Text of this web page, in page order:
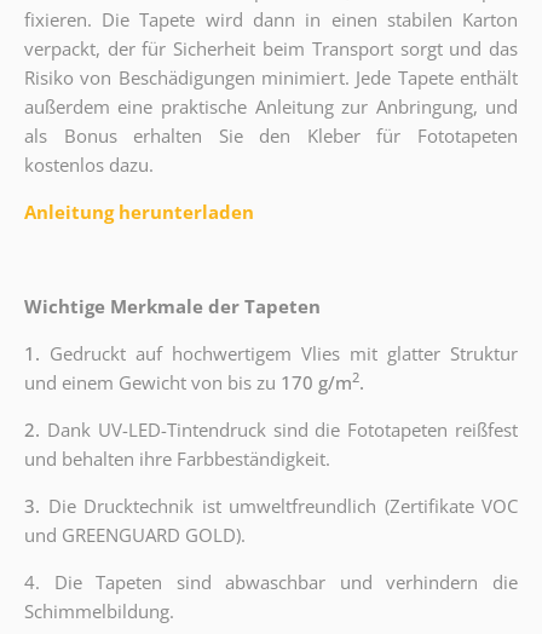
fixieren. Die Tapete wird dann in einen stabilen Karton
verpackt, der für Sicherheit beim Transport sorgt und das
Risiko von Beschädigungen minimiert. Jede Tapete enthält
außerdem eine praktische Anleitung zur Anbringung, und
als Bonus erhalten Sie den Kleber für Fototapeten
kostenlos dazu.
Anleitung herunterladen
Wichtige Merkmale der Tapeten
1. Gedruckt auf hochwertigem Vlies mit glatter Struktur
und einem Gewicht von bis zu 170 g/m2.
2. Dank UV-LED-Tintendruck sind die Fototapeten reißfest
und behalten ihre Farbbeständigkeit.
3. Die Drucktechnik ist umweltfreundlich (Zertifikate VOC
und GREENGUARD GOLD).
4. Die Tapeten sind abwaschbar und verhindern die
Schimmelbildung.